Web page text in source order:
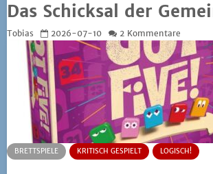
Das Schicksal der
Tobias 2026-07-10 2 Kommentare
BRETTSPIELE KRITISCH GESPIELT LOGISCH!